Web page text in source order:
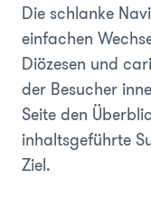
Die schlanke
einfachen
Diözesen und
der Besucher
Seite den
inhaltsgeführte
Ziel.